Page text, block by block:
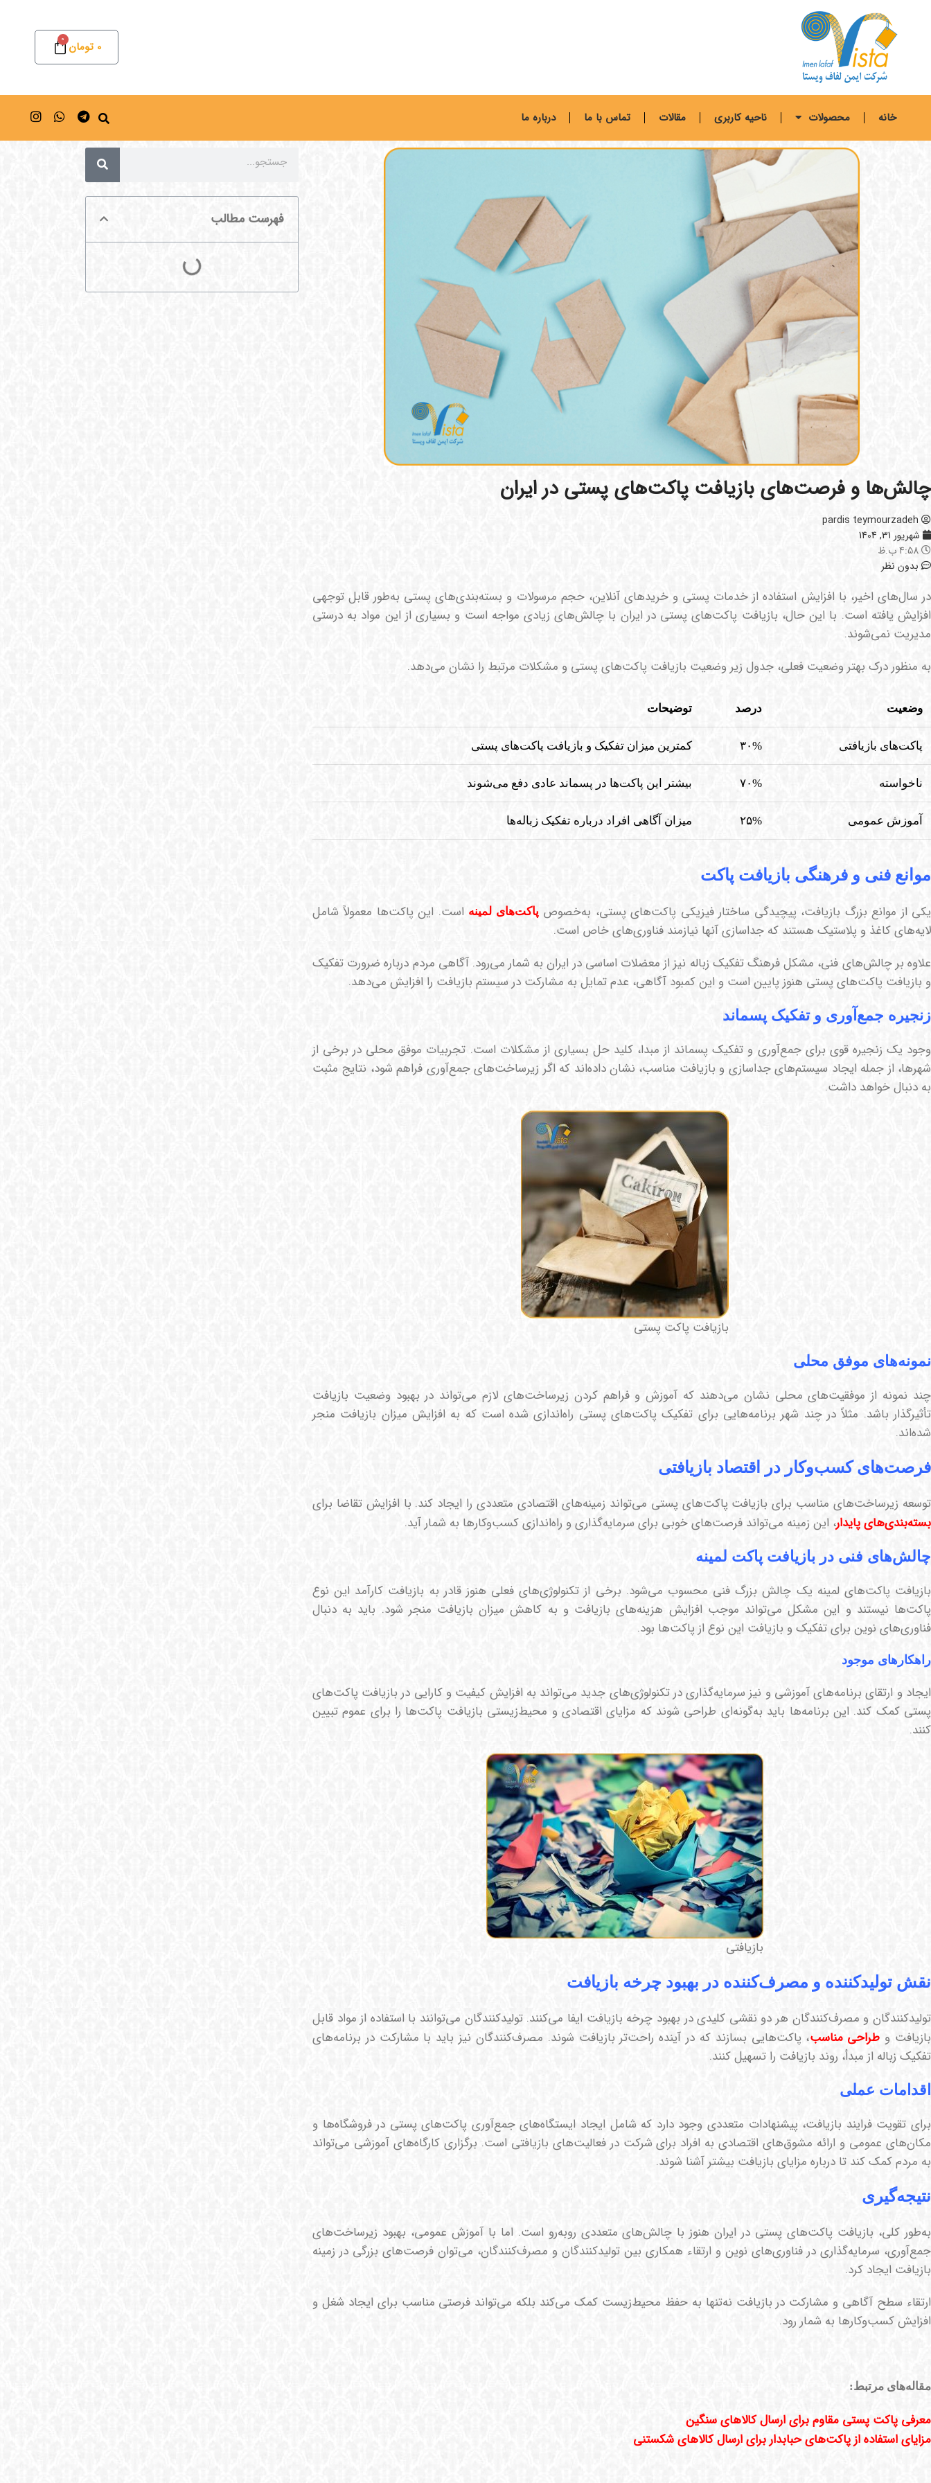
0 تومان 0
خانه محصولات ناحیه کاربری مقالات تماس با ما درباره ما
چالش‌ها و فرصت‌های بازیافت پاکت‌های پستی در ایران
pardis teymourzadeh
شهریور 31, 1404
4:58 ب.ظ
بدون نظر
در سال‌های اخیر، با افزایش استفاده از خدمات پستی و خریدهای آنلاین، حجم مرسولات و بسته‌بندی‌های پستی به‌طور قابل توجهی
افزایش یافته است. با این حال، بازیافت پاکت‌های پستی در ایران با چالش‌های زیادی مواجه است و بسیاری از این مواد به درستی
مدیریت نمی‌شوند.
به منظور درک بهتر وضعیت فعلی، جدول زیر وضعیت بازیافت پاکت‌های پستی و مشکلات مرتبط را نشان می‌دهد.
وضعیت درصد توضیحات
پاکت‌های بازیافتی ۳۰% کمترین میزان تفکیک و بازیافت پاکت‌های پستی
ناخواسته ۷۰% بیشتر این پاکت‌ها در پسماند عادی دفع می‌شوند
آموزش عمومی ۲۵% میزان آگاهی افراد درباره تفکیک زباله‌ها
موانع فنی و فرهنگی بازیافت پاکت
یکی از موانع بزرگ بازیافت، پیچیدگی ساختار فیزیکی پاکت‌های پستی، به‌خصوصپاکت‌های لمینه است. این پاکت‌ها معمولاً شامل
لایه‌های کاغذ و پلاستیک هستند که جداسازی آنها نیازمند فناوری‌های خاص است.
علاوه بر چالش‌های فنی، مشکل فرهنگ تفکیک زباله نیز از معضلات اساسی در ایران به شمار می‌رود. آگاهی مردم درباره ضرورت تفکیک
و بازیافت پاکت‌های پستی هنوز پایین است و این کمبود آگاهی، عدم تمایل به مشارکت در سیستم بازیافت را افزایش می‌دهد.
زنجیره جمع‌آوری و تفکیک پسماند
وجود یک زنجیره قوی برای جمع‌آوری و تفکیک پسماند از مبدا، کلید حل بسیاری از مشکلات است. تجربیات موفق محلی در برخی از
شهرها، از جمله ایجاد سیستم‌های جداسازی و بازیافت مناسب، نشان داده‌اند که اگر زیرساخت‌های جمع‌آوری فراهم شود، نتایج مثبت
به دنبال خواهد داشت.
بازیافت پاکت پستی
نمونه‌های موفق محلی
چند نمونه از موفقیت‌های محلی نشان می‌دهند که آموزش و فراهم کردن زیرساخت‌های لازم می‌تواند در بهبود وضعیت بازیافت
تأثیرگذار باشد. مثلاً در چند شهر برنامه‌هایی برای تفکیک پاکت‌های پستی راه‌اندازی شده است که به افزایش میزان بازیافت منجر
شده‌اند.
فرصت‌های کسب‌وکار در اقتصاد بازیافتی
توسعه زیرساخت‌های مناسب برای بازیافت پاکت‌های پستی می‌تواند زمینه‌های اقتصادی متعددی را ایجاد کند. با افزایش تقاضا برای
بسته‌بندی‌های پایدار، این زمینه می‌تواند فرصت‌های خوبی برای سرمایه‌گذاری و راه‌اندازی کسب‌وکارها به شمار آید.
چالش‌های فنی در بازیافت پاکت لمینه
بازیافت پاکت‌های لمینه یک چالش بزرگ فنی محسوب می‌شود. برخی از تکنولوژی‌های فعلی هنوز قادر به بازیافت کارآمد این نوع
پاکت‌ها نیستند و این مشکل می‌تواند موجب افزایش هزینه‌های بازیافت و به کاهش میزان بازیافت منجر شود. باید به دنبال
فناوری‌های نوین برای تفکیک و بازیافت این نوع از پاکت‌ها بود.
راهکارهای موجود
ایجاد و ارتقای برنامه‌های آموزشی و نیز سرمایه‌گذاری در تکنولوژی‌های جدید می‌تواند به افزایش کیفیت و کارایی در بازیافت پاکت‌های
پستی کمک کند. این برنامه‌ها باید به‌گونه‌ای طراحی شوند که مزایای اقتصادی و محیط‌زیستی بازیافت پاکت‌ها را برای عموم تبیین
کنند.
بازیافتی
نقش تولیدکننده و مصرف‌کننده در بهبود چرخه بازیافت
تولیدکنندگان و مصرف‌کنندگان هر دو نقشی کلیدی در بهبود چرخه بازیافت ایفا می‌کنند. تولیدکنندگان می‌توانند با استفاده از مواد قابل
بازیافت و طراحی مناسب، پاکت‌هایی بسازند که در آینده راحت‌تر بازیافت شوند. مصرف‌کنندگان نیز باید با مشارکت در برنامه‌های
تفکیک زباله از مبدأ، روند بازیافت را تسهیل کنند.
اقدامات عملی
برای تقویت فرایند بازیافت، پیشنهادات متعددی وجود دارد که شامل ایجاد ایستگاه‌های جمع‌آوری پاکت‌های پستی در فروشگاه‌ها و
مکان‌های عمومی و ارائه مشوق‌های اقتصادی به افراد برای شرکت در فعالیت‌های بازیافتی است. برگزاری کارگاه‌های آموزشی می‌تواند
به مردم کمک کند تا درباره مزایای بازیافت بیشتر آشنا شوند.
نتیجه‌گیری
به‌طور کلی، بازیافت پاکت‌های پستی در ایران هنوز با چالش‌های متعددی روبه‌رو است. اما با آموزش عمومی، بهبود زیرساخت‌های
جمع‌آوری، سرمایه‌گذاری در فناوری‌های نوین و ارتقاء همکاری بین تولیدکنندگان و مصرف‌کنندگان، می‌توان فرصت‌های بزرگی در زمینه
بازیافت ایجاد کرد.
ارتقاء سطح آگاهی و مشارکت در بازیافت نه‌تنها به حفظ محیط‌زیست کمک می‌کند بلکه می‌تواند فرصتی مناسب برای ایجاد شغل و
افزایش کسب‌وکارها به شمار رود.
مقاله‌های مرتبط:
معرفی پاکت پستی مقاوم برای ارسال کالاهای سنگین
مزایای استفاده از پاکت‌های حبابدار برای ارسال کالاهای شکستنی
فهرست مطالب